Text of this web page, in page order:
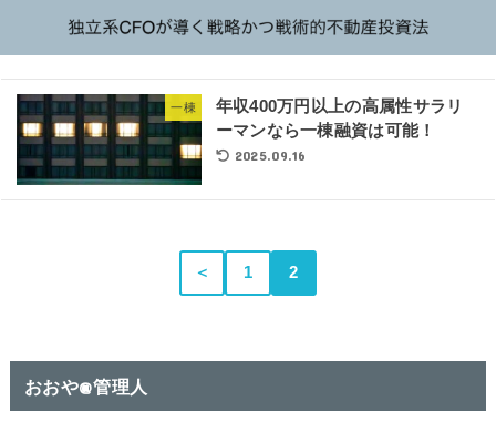
一棟
年収400万円以上の高属性サラリ
ーマンなら一棟融資は可能！
2025.09.16
＜ 1 2
おおや@管理人